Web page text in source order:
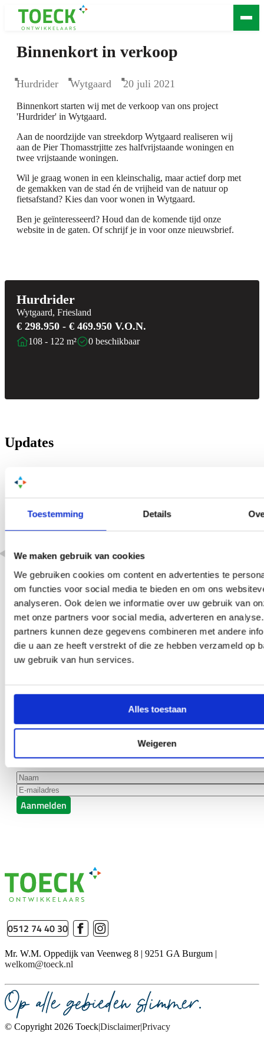
Toestemming Details
We maken gebruik van cookies
We gebruiken cookies om content en advertenties te
om functies voor social media te bieden en om ons
analyseren. Ook delen we informatie over uw gebruik van
met onze partners voor social media, adverteren en
partners kunnen deze gegevens combineren met andere
die u aan ze heeft verstrekt of die ze hebben verzameld op
uw gebruik van hun services.
Alles toestaan
Weigeren
Binnenkort in verkoop
Binnenkort in verkoop
Hurdrider Wytgaard 20 juli 2021
Binnenkort starten wij met de verkoop van ons project
'Hurdrider' in Wytgaard.
Aan de noordzijde van streekdorp Wytgaard realiseren wij
aan de Pier Thomasstrjitte zes halfvrijstaande woningen en
twee vrijstaande woningen.
Wil je graag wonen in een kleinschalig, maar actief dorp met
de gemakken van de stad én de vrijheid van de natuur op
fietsafstand? Kies dan voor wonen in Wytgaard.
Ben je geïnteresseerd? Houd dan de komende tijd onze
website in de gaten. Of schrijf je in voor onze nieuwsbrief.
Hurdrider
Wytgaard, Friesland
€ 298.950 - € 469.950 V.O.N.
108 - 122 m² 0 beschikbaar
Updates
gesloten van 20
juli t/m 7
augustus
Altijd op de hoogte van
nieuwbouwnieuws?
Schrijf je in voor onze nieuwsbrief!
Naam
E-mailadres
Aanmelden
0512 74 40 30
Mr. W.M. Oppedijk van Veenweg 8 | 9251 GA Burgum |
welkom@toeck.nl
© Copyright 2026 ToeckDisclaimerPrivacy